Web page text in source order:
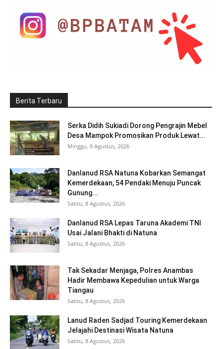
Berita Terbaru
Serka Didih Sukiadi Dorong Pengrajin Mebel
Desa Mampok Promosikan Produk Lewat...
Minggu, 9 Agustus, 2026
Danlanud RSA Natuna Kobarkan Semangat
Kemerdekaan, 54 Pendaki Menuju Puncak
Gunung...
Sabtu, 8 Agustus, 2026
Danlanud RSA Lepas Taruna Akademi TNI
Usai Jalani Bhakti di Natuna
Sabtu, 8 Agustus, 2026
Tak Sekadar Menjaga, Polres Anambas
Hadir Membawa Kepedulian untuk Warga
Tiangau
Sabtu, 8 Agustus, 2026
Lanud Raden Sadjad Touring Kemerdekaan
Jelajahi Destinasi Wisata Natuna
Sabtu, 8 Agustus, 2026